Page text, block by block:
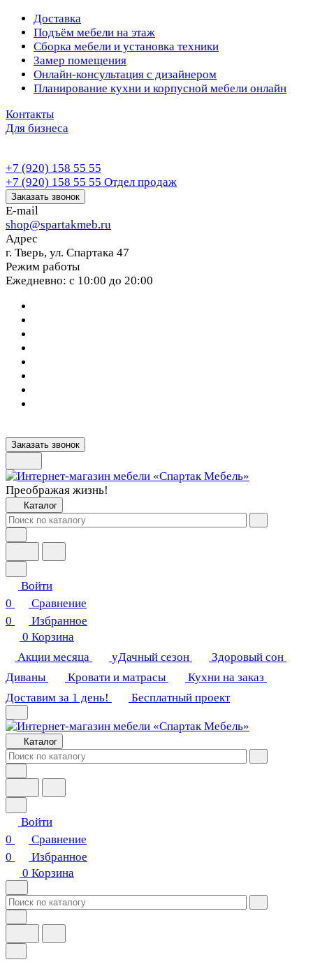
Доставка
Подъём мебели на этаж
Сборка мебели и установка техники
Замер помещения
Онлайн-консультация с дизайнером
Планирование кухни и корпусной мебели онлайн
Контакты
Для бизнеса
+7 (920) 158 55 55
+7 (920) 158 55 55 Отдел продаж
Заказать звонок
E-mail
shop@spartakmeb.ru
Адрес
г. Тверь, ул. Спартака 47
Режим работы
Ежедневно: с 10:00 до 20:00
Заказать звонок
Преображая жизнь!
Каталог
Войти
0
Сравнение
0
Избранное
0 Корзина
Акции месяца
уДачный сезон
Здоровый сон
Диваны
Кровати и матрасы
Кухни на заказ
Доставим за 1 день!
Бесплатный проект
Каталог
Войти
0
Сравнение
0
Избранное
0 Корзина